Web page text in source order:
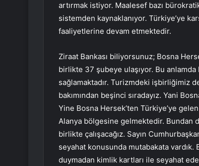
artırmak istiyor. Maalesef bazı
sistemden kaynaklanıyor. Türkiye’ye
faaliyetlerine devam etmektedir.
Ziraat Bankası biliyorsunuz; Bosna
birlikte 37 şubeye ulaşıyor. Bu anlamda
sağlamaktadır. Turizmdeki işbirliğimiz
bakımından beşinci sıradayız. Yani
Yine Bosna Hersek’ten Türkiye’ye
Alanya bölgesine gelmektedir. Bundan
birlikte çalışacağız. Sayın
seyahat konusunda mutabakata
duymadan kimlik kartları ile seyahat